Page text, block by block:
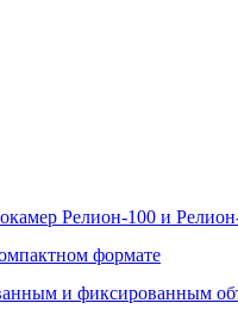
Релион-100 и
формате
и фиксированным